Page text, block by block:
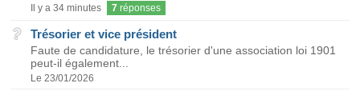
Il y a 34 minutes 7 réponses
Trésorier et vice président
Faute de candidature, le trésorier d'une association loi 1901
peut-il également...
Le 23/01/2026